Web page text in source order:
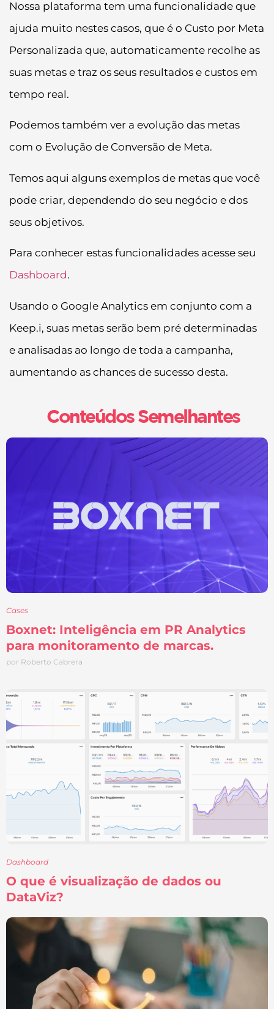
Nossa plataforma tem uma funcionalidade que
ajuda muito nestes casos, que é o Custo por Meta
Personalizada que, automaticamente recolhe as
suas metas e traz os seus resultados e custos em
tempo real.
Podemos também ver a evolução das metas
com o Evolução de Conversão de Meta.
Temos aqui alguns exemplos de metas que você
pode criar, dependendo do seu negócio e dos
seus objetivos.
Para conhecer estas funcionalidades acesse seu
Dashboard.
Usando o Google Analytics em conjunto com a
Keep.i, suas metas serão bem pré determinadas
e analisadas ao longo de toda a campanha,
aumentando as chances de sucesso desta.
Conteúdos Semelhantes
Cases
Boxnet: Inteligência em PR Analytics
para monitoramento de marcas.
por Roberto Cabrera
Dashboard
O que é visualização de dados ou
DataViz?